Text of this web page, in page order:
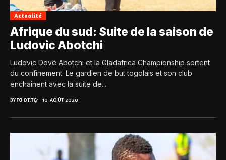
Actualité
Afrique du sud: Suite de la saison de
Ludovic Abotchi
Ludovic Dové Abotchi et la Gladafrica Championship sortent
du confinement. Le gardien de but togolais et son club
enchaînent avec la suite de...
BYFOOT.TG 10 AOÛT 2020